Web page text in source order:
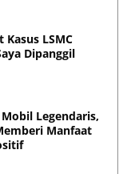
LSMC
Dipanggil
Legendaris,
Manfaat